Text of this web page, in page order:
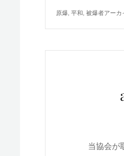
TAGS
原爆 ,平和 ,被爆者アーカ
当協会が